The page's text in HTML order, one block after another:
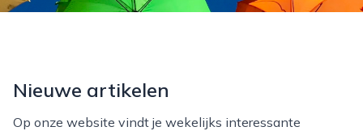
Nieuwe artikelen
Op onze website vindt je wekelijks interessante